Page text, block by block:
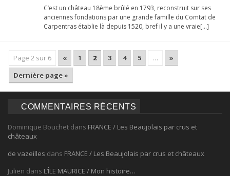
C’est un château 18ème brûlé en 1793, reconstruit sur ses
anciennes fondations par une grande famille du Comtat de
Carpentras établie là depuis 1520, bref il y a une vraie[…]
Page 2 sur 6 « 1 2 3 4 5 …
»
Dernière page »
COMMENTAIRES RÉCENTS
Dominique Bouchet dans FRANCE / Les Beaujolais par crus et
châteaux
de vazeilles dans FRANCE / Les Beaujolais par crus et châteaux
Julien dans L’ÎLE MAURICE / Mon histoire…